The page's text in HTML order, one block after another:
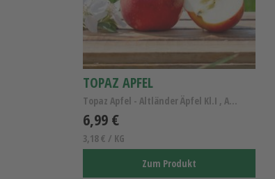
TOPAZ APFEL
Topaz Apfel - Altländer Äpfel Kl.I , Allergikerapfel
6,99 €
3,18 € / KG
Zum Produkt